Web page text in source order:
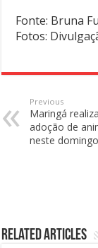
Fonte: Bruna
Fotos:
Previous
Maringá
adoção de
neste
Related Articles